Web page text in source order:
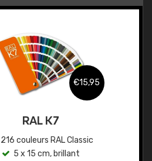
€15,95
RAL K7
216 couleurs RAL Classic
5 x 15 cm, brillant